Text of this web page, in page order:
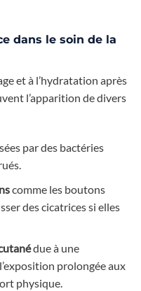
dans le soin de la
et à l’hydratation après
l’apparition de divers
par des bactéries
comme les boutons
des cicatrices si elles
due à une
prolongée aux
physique.